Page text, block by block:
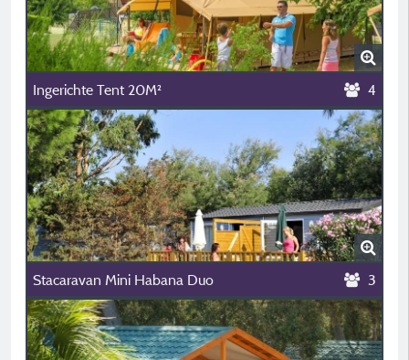
Ingerichte Tent 20M² 4
Stacaravan Mini Habana Duo 3